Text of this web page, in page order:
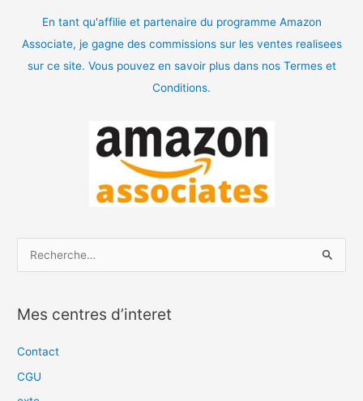
En tant qu'affilie et partenaire du programme Amazon
Associate, je gagne des commissions sur les ventes realisees
sur ce site. Vous pouvez en savoir plus dans nos Termes et
Conditions.
h
e
Mes centres d’interet
Contact
CGU